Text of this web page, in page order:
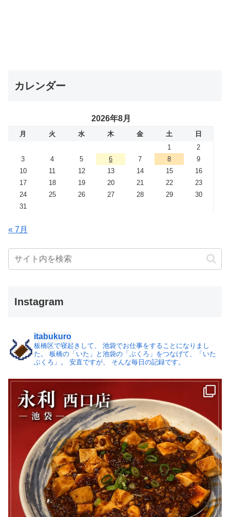
カレンダー
2026年8月
月 火 水 木 金 土
日
1
2
3
4 5 6 7 8
9
10
11 12 13 14 15
16
17
18 19 20 21 22
23
24
25 26 27 28 29
30
31
« 7月
Instagram
itabukuro
板橋区で寝起きして、
池袋でお仕事をすることになりまし
た。
板橋の「いた」と池袋の「ぶくろ」をつなげて、「いた
ぶくろ」。
安直ですが、 そんな毎日の記録です。